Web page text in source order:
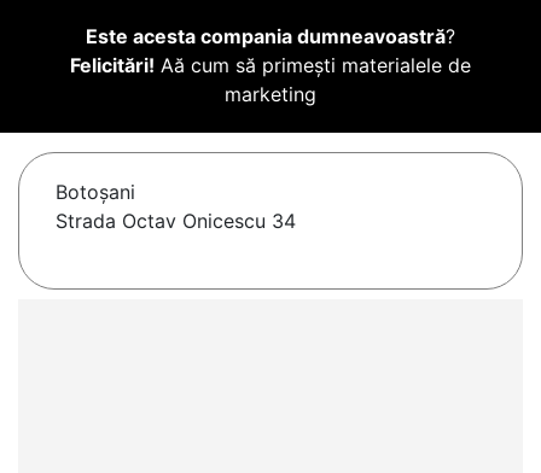
Este acesta compania dumneavoastră?
Felicitări! Aă cum să primești materialele de
marketing
Botoşani
Strada Octav Onicescu 34